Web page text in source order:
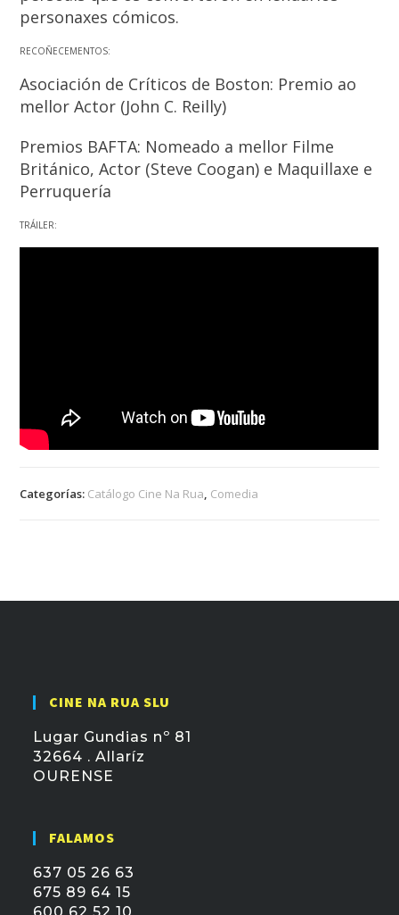
personaxes cómicos.
RECOÑECEMENTOS:
Asociación de Críticos de Boston: Premio ao
mellor Actor (John C. Reilly)
Premios BAFTA: Nomeado a mellor Filme
Británico, Actor (Steve Coogan) e Maquillaxe e
Perruquería
TRÁILER:
Categorías: Catálogo Cine Na Rua, Comedia
CINE NA RUA SLU
Lugar Gundias nº 81
32664 . Allaríz
OURENSE
FALAMOS
637 05 26 63
675 89 64 15